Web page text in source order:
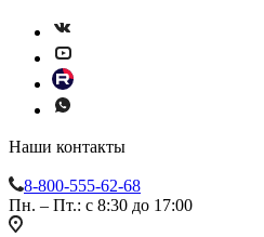
Наши контакты
8-800-555-62-68
Пн. – Пт.: с 8:30 до 17:00